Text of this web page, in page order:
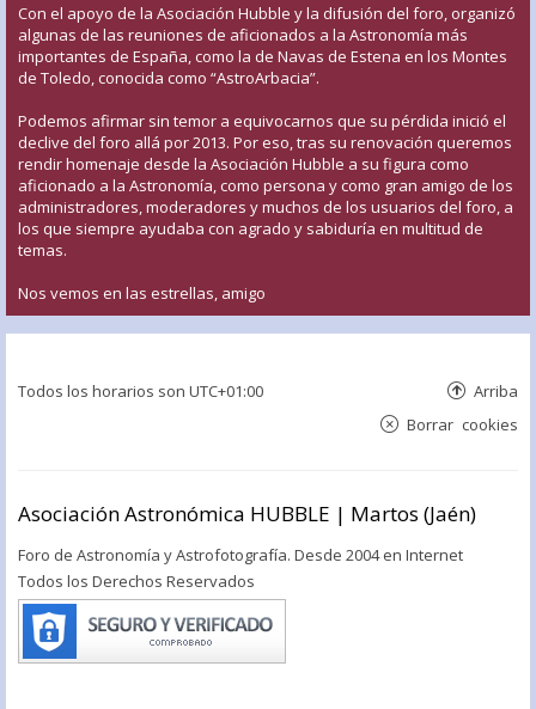
Con el apoyo de la Asociación Hubble y la difusión del foro, organizó
algunas de las reuniones de aficionados a la Astronomía más
importantes de España, como la de Navas de Estena en los Montes
de Toledo, conocida como “AstroArbacia”.
Podemos afirmar sin temor a equivocarnos que su pérdida inició el
declive del foro allá por 2013. Por eso, tras su renovación queremos
rendir homenaje desde la Asociación Hubble a su figura como
aficionado a la Astronomía, como persona y como gran amigo de los
administradores, moderadores y muchos de los usuarios del foro, a
los que siempre ayudaba con agrado y sabiduría en multitud de
temas.
Nos vemos en las estrellas, amigo
Todos los horarios son UTC+01:00 Arriba
Borrar cookies
Asociación Astronómica HUBBLE | Martos (Jaén)
Foro de Astronomía y Astrofotografía. Desde 2004 en Internet
Todos los Derechos Reservados